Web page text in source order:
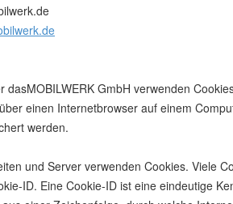
dasMOBILWERK GmbH verwenden
einen Internetbrowser auf einem
werden.
und Server verwenden Cookies. Viele
ID. Eine Cookie-ID ist eine eindeutige